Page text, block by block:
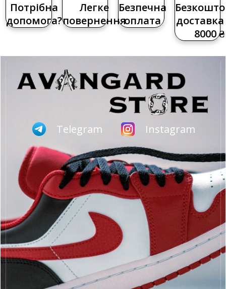
Потрібна
допомога?
Легке
повернення
Безпечна
оплата
доставка
8000 ₴
Telegram Instagram